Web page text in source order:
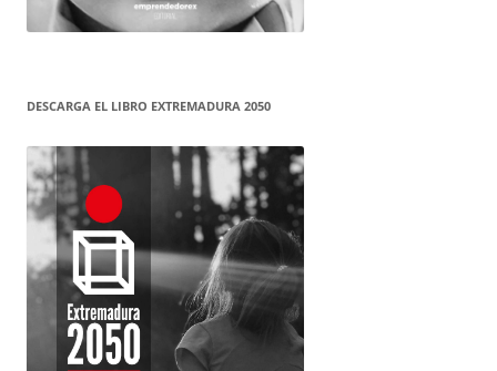
DESCARGA EL LIBRO EXTREMADURA 2050